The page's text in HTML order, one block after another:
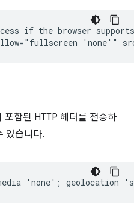
if the browser
포함된 HTTP 헤더를 전송하
있습니다.